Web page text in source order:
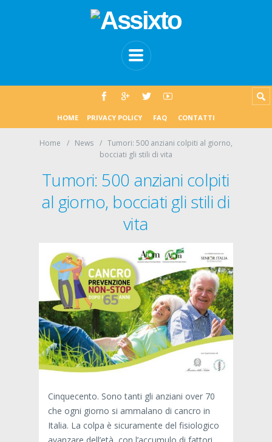
HOME PRIVACY POLICY FAQ CONTATTI
Home News
Tumori: 500 anziani colpiti al giorno,
bocciati gli stili di vita
Tumori: 500 anziani colpiti
al giorno, bocciati gli stili di
vita
Cinquecento. Sono tanti gli anziani over 70
che ogni giorno si ammalano di cancro in
Italia. La colpa è sicuramente del fisiologico